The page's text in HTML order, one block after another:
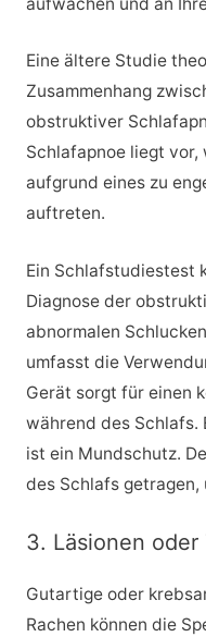
Eine ältere Studie
Zusammenhang
obstruktiver
Schlafapnoe liegt vor,
aufgrund eines zu
auftreten.
Ein Schlafstudiestest
Diagnose der
abnormalen
umfasst die
Gerät sorgt für einen
während des Schlafs.
ist ein Mundschutz.
des Schlafs getragen,
3. Läsionen oder
Gutartige oder
Rachen können die